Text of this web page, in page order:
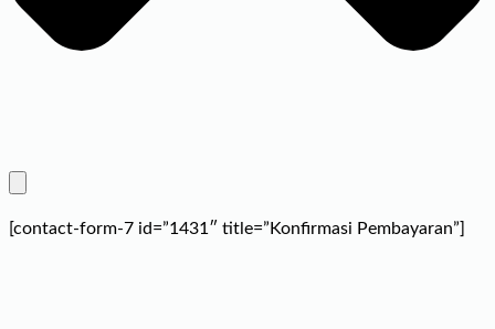
[contact-form-7 id=”1431″ title=”Konfirmasi Pembayaran”]